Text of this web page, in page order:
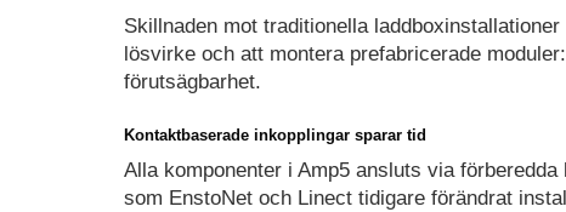
Skillnaden mot traditionella
lösvirke och att montera prefabricerade
förutsägbarhet.
Kontaktbaserade inkopplingar sparar tid
Alla komponenter i Amp5 ansluts via
som EnstoNet och Linect tidigare förändrat